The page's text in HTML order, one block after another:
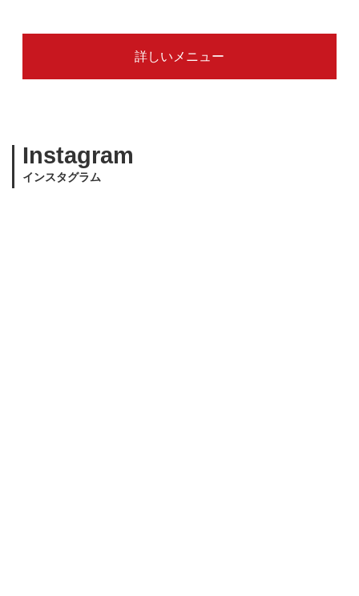
詳しいメニュー
Instagram
インスタグラム